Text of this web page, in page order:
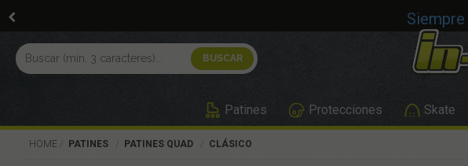
Siempre
Patines Protecciones Skate
HOME PATINES PATINES QUAD CLÁSICO